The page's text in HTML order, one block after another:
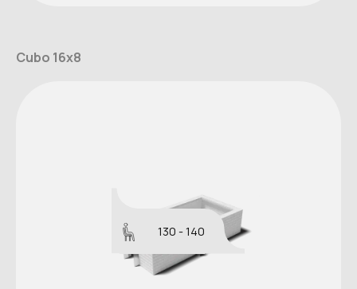
Cubo 16x8
130 - 140